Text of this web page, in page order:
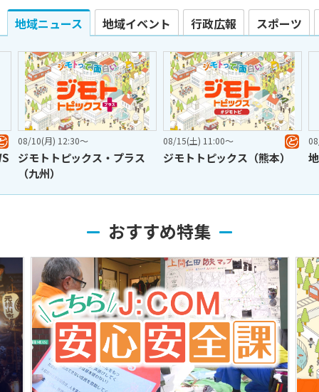
地域ニュース 地域イベント 行政広報 スポーツ
ス
08/15(土) 11:00〜
ジモトトピックス（熊本）
08/15(土) 15:00〜
地域発！ど・ろーかる
おすすめ特集